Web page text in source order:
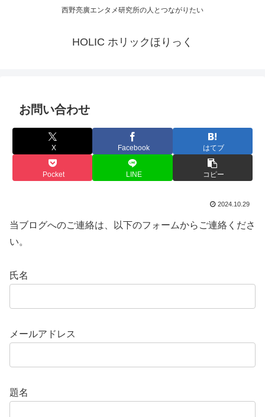
西野亮廣エンタメ研究所の人とつながりたい
HOLIC ホリックほりっく
お問い合わせ
X Facebook はてブ
Pocket LINE コピー
2024.10.29
当ブログへのご連絡は、以下のフォームからご連絡くださ
い。
氏名
メールアドレス
題名